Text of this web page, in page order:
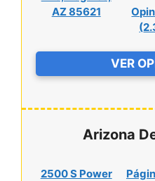
AZ 85621
(
VER
Arizona
2500 S Power